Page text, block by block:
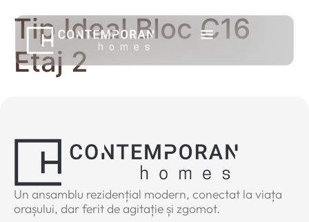
Tip Ideal Bloc C16
Etaj 2
Un ansamblu rezidențial modern, conectat la viața
orașului, dar ferit de agitație și zgomot.